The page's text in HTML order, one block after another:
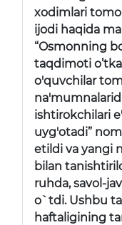
xodimlari
ijodi haqida
“Osmonning
taqdimoti
o'quvchilar
ishtirokchilari
uyg'otadi”
etildi va yangi
bilan
ruhda, savol-
o`tdi. Ushbu
haftaligining